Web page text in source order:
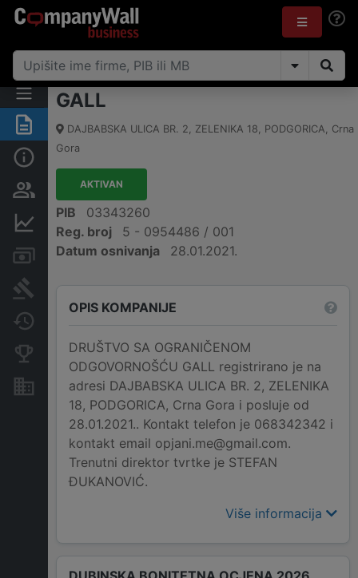
Sažetak
Osobe i vlasništvo
Računi i blokade
Arhiva sudskih objava
Konkurentne kompanije
Nekretnine i imovina
GALL
DAJBABSKA ULICA BR. 2, ZELENIKA 18, PODGORICA, Crna
Gora
AKTIVAN
PIB
03343260
Reg. broj
5 - 0954486 / 001
Datum osnivanja
28.01.2021.
OPIS KOMPANIJE
DRUŠTVO SA OGRANIČENOM
ODGOVORNOŠĆU GALL registrirano je na
adresi DAJBABSKA ULICA BR. 2, ZELENIKA
18, PODGORICA, Crna Gora i posluje od
28.01.2021.. Kontakt telefon je 068342342 i
kontakt email opjani.me@gmail.com.
Trenutni direktor tvrtke je STEFAN
ĐUKANOVIĆ.
Više informacija